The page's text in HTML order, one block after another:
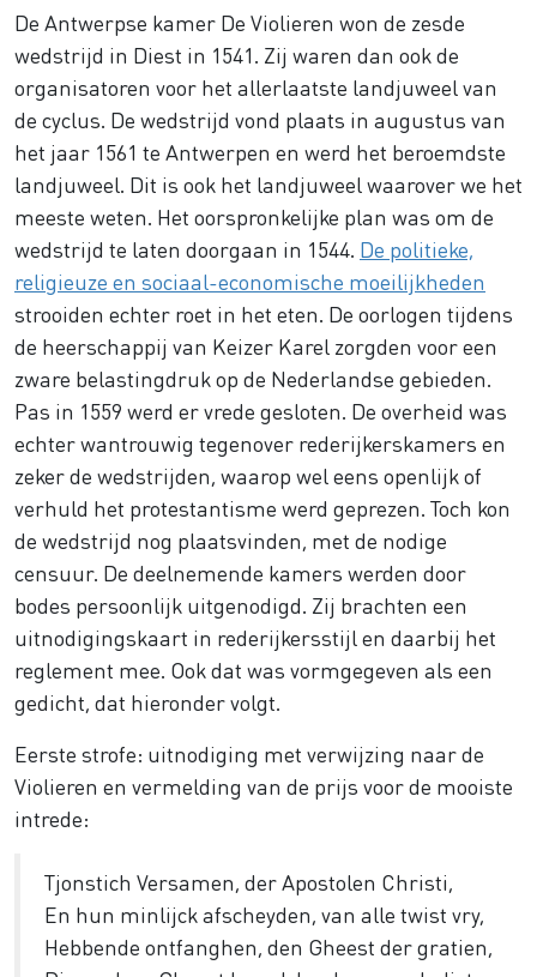
De Antwerpse kamer De Violieren won de zesde
wedstrijd in Diest in 1541. Zij waren dan ook de
organisatoren voor het allerlaatste landjuweel van
de cyclus. De wedstrijd vond plaats in augustus van
het jaar 1561 te Antwerpen en werd het beroemdste
landjuweel. Dit is ook het landjuweel waarover we het
meeste weten. Het oorspronkelijke plan was om de
wedstrijd te laten doorgaan in 1544. De politieke,
religieuze en sociaal-economische moeilijkheden
strooiden echter roet in het eten. De oorlogen tijdens
de heerschappij van Keizer Karel zorgden voor een
zware belastingdruk op de Nederlandse gebieden.
Pas in 1559 werd er vrede gesloten. De overheid was
echter wantrouwig tegenover rederijkerskamers en
zeker de wedstrijden, waarop wel eens openlijk of
verhuld het protestantisme werd geprezen. Toch kon
de wedstrijd nog plaatsvinden, met de nodige
censuur. De deelnemende kamers werden door
bodes persoonlijk uitgenodigd. Zij brachten een
uitnodigingskaart in rederijkersstijl en daarbij het
reglement mee. Ook dat was vormgegeven als een
gedicht, dat hieronder volgt.
Eerste strofe: uitnodiging met verwijzing naar de
Violieren en vermelding van de prijs voor de mooiste
intrede:
Tjonstich Versamen, der Apostolen Christi,
En hun minlijck afscheyden, van alle twist vry,
Hebbende ontfanghen, den Gheest der gratien,